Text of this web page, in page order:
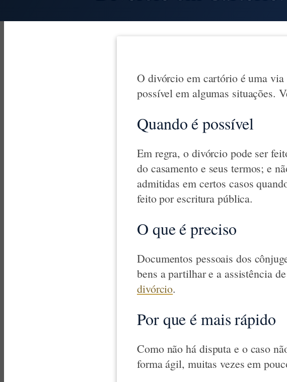
O divórcio em cartório é uma
possível em algumas situações.
Quando é possível
Em regra, o divórcio pode ser
do casamento e seus termos; e
admitidas em certos casos
feito por escritura pública.
O que é preciso
Documentos pessoais dos
bens a partilhar e a assistência
divórcio.
Por que é mais rápido
Como não há disputa e o caso
forma ágil, muitas vezes em